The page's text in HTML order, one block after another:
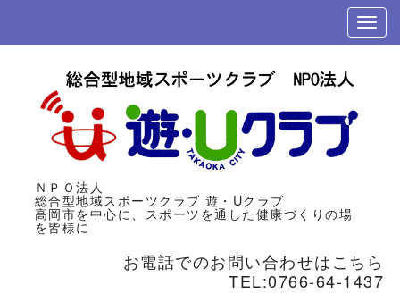
ＮＰＯ法人
総合型地域スポーツクラブ 遊・Uクラブ
高岡市を中心に、スポーツを通した健康づくりの場
を皆様に
お電話でのお問い合わせはこちら
TEL:0766-64-1437